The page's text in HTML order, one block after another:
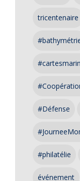
tricentenaire
#Défense
#philatélie
événement